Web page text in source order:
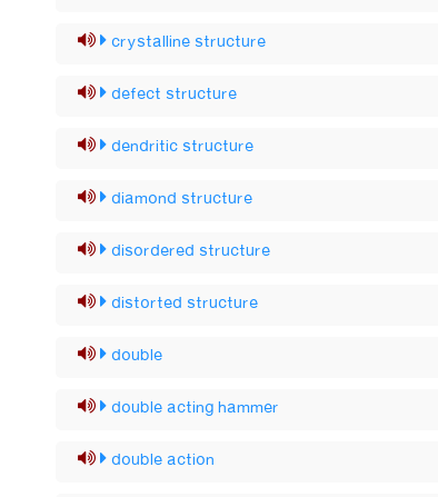
crystalline structure
defect structure
dendritic structure
diamond structure
disordered structure
distorted structure
double
double acting hammer
double action